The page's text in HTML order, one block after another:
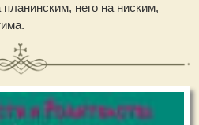
него на ниским,